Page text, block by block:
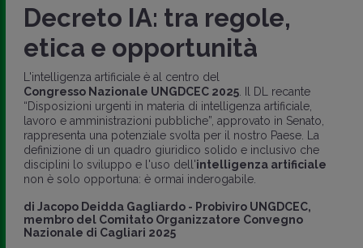
Decreto IA: tra regole,
etica e opportunità
L'intelligenza artificiale è al centro del
Congresso Nazionale UNGDCEC 2025. Il DL recante
“Disposizioni urgenti in materia di intelligenza artificiale,
lavoro e amministrazioni pubbliche”, approvato in Senato,
rappresenta una potenziale svolta per il nostro Paese. La
definizione di un quadro giuridico solido e inclusivo che
disciplini lo sviluppo e l'uso dell'intelligenza artificiale
non è solo opportuna: è ormai inderogabile.
di Jacopo Deidda Gagliardo - Probiviro UNGDCEC,
membro del Comitato Organizzatore Convegno
Nazionale di Cagliari 2025